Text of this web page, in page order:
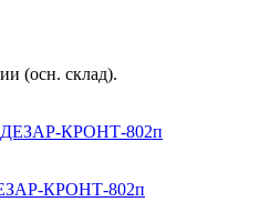
(осн. склад).
КРОНТ-802п